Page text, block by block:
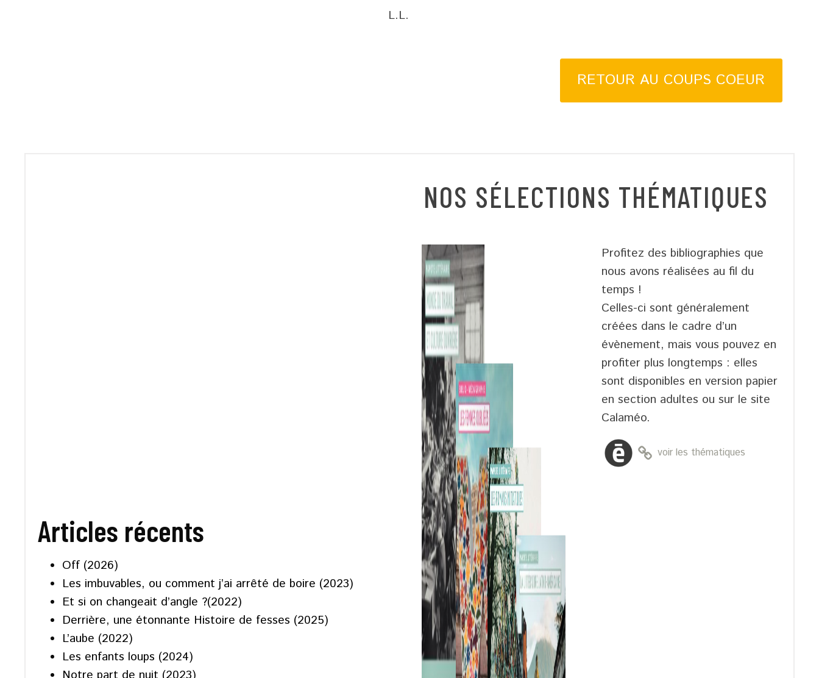
L.L.
RETOUR AU COUPS COEUR
Articles récents
Off (2026)
Les imbuvables, ou comment j’ai arrêté de boire (2023)
Et si on changeait d’angle ?(2022)
Derrière, une étonnante Histoire de fesses (2025)
L’aube (2022)
Les enfants loups (2024)
NOS SÉLECTIONS THÉMATIQUES
Profitez des bibliographies que
nous avons réalisées au fil du
temps !
Celles-ci sont généralement
créées dans le cadre d’un
évènement, mais vous pouvez en
profiter plus longtemps : elles
sont disponibles en version papier
en section adultes ou sur le site
Calaméo.
voir les thématiques